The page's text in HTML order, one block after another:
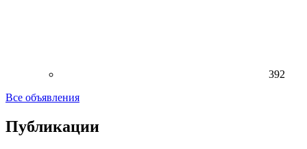
392
Все объявления
Публикации